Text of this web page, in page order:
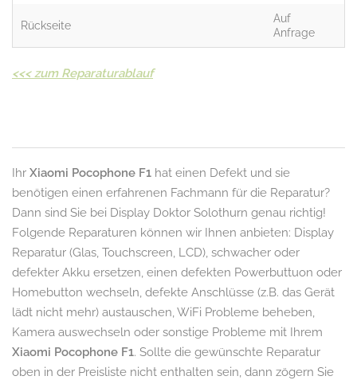
Rückseite
Auf
Anfrage
<<< zum Reparaturablauf
Ihr Xiaomi Pocophone F1 hat einen Defekt und sie
benötigen einen erfahrenen Fachmann für die Reparatur?
Dann sind Sie bei Display Doktor Solothurn genau richtig!
Folgende Reparaturen können wir Ihnen anbieten: Display
Reparatur (Glas, Touchscreen, LCD), schwacher oder
defekter Akku ersetzen, einen defekten Powerbuttuon oder
Homebutton wechseln, defekte Anschlüsse (z.B. das Gerät
lädt nicht mehr) austauschen, WiFi Probleme beheben,
Kamera auswechseln oder sonstige Probleme mit Ihrem
Xiaomi Pocophone F1. Sollte die gewünschte Reparatur
oben in der Preisliste nicht enthalten sein, dann zögern Sie